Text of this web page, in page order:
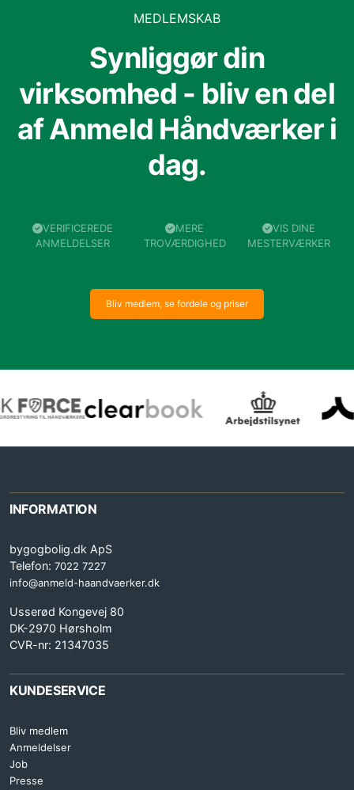
MEDLEMSKAB
Synliggør din
virksomhed - bliv en del
af Anmeld Håndværker i
dag.
VERIFICEREDE
ANMELDELSER
MERE
TROVÆRDIGHED
VIS DINE
MESTERVÆRKER
Bliv medlem, se fordele og priser
INFORMATION
bygogbolig.dk ApS
Telefon: 7022 7227
info@anmeld-haandvaerker.dk
Usserød Kongevej 80
DK-2970 Hørsholm
CVR-nr: 21347035
KUNDESERVICE
Bliv medlem
Anmeldelser
Job
Presse